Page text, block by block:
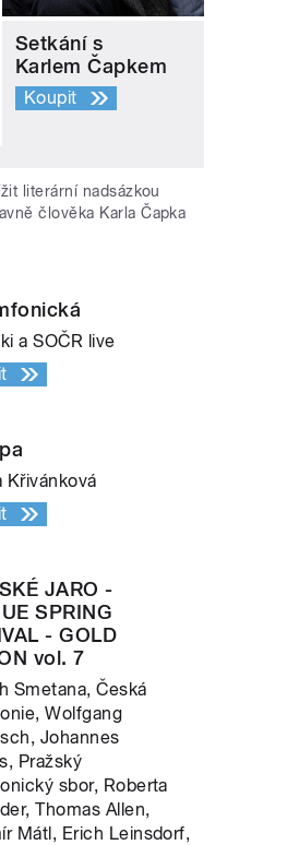
Setkání s
Karlem Čapkem
Koupit
literární nadsázkou
člověka Karla Čapka
a SOČR live
Křivánková
JARO -
SPRING
- GOLD
vol. 7
Smetana, Česká
Wolfgang
Johannes
Pražský
sbor, Roberta
Thomas Allen,
Mátl, Erich Leinsdorf,